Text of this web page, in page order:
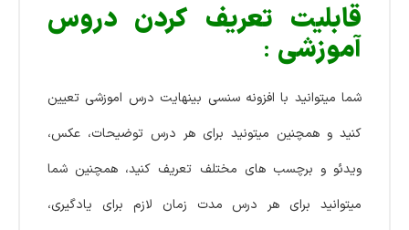
قابلیت تعریف کردن دروس
آموزشی :
شما میتوانید با افزونه سنسی بینهایت درس اموزشی تعیین
کنید و همچنین میتونید برای هر درس توضیحات، عکس،
ویدئو و برچسب های مختلف تعریف کنید، همچنین شما
میتوانید برای هر درس مدت زمان لازم برای یادگیری،